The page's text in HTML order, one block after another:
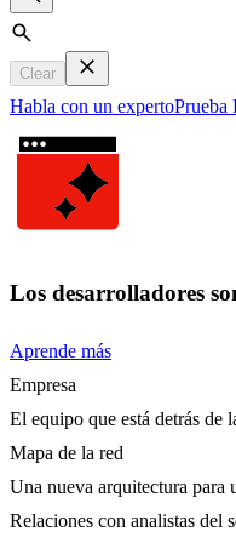
Search
Clear
Habla con un expertoPrueba
Los desarrolladores
Aprende más
Empresa
El equipo que está detrás de
Mapa de la red
Una nueva arquitectura para
Relaciones con analistas del